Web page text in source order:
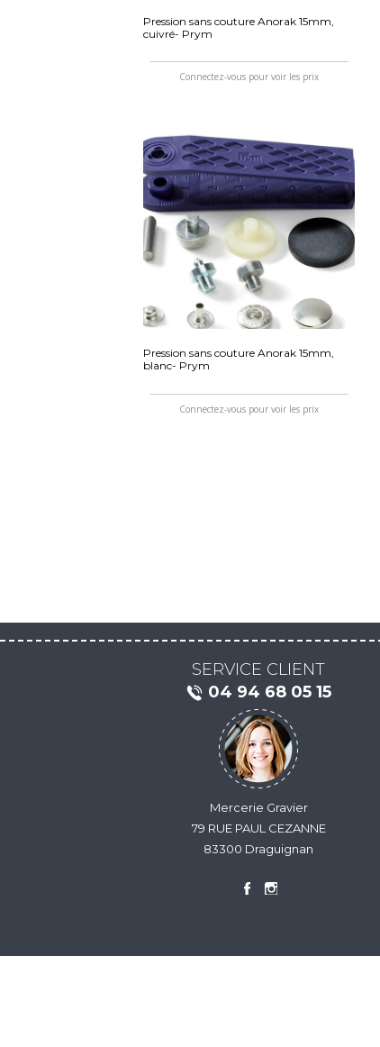
Pression sans couture Anorak 15mm,
cuivré- Prym
Connectez-vous pour voir les prix
Pression sans couture Anorak 15mm,
blanc- Prym
Connectez-vous pour voir les prix
SERVICE CLIENT
04 94 68 05 15
Mercerie Gravier
79 RUE PAUL CEZANNE
83300 Draguignan